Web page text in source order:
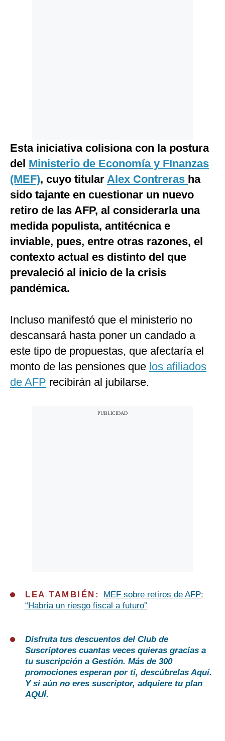
Esta iniciativa colisiona con la postura
del Ministerio de Economía y FInanzas
(MEF), cuyo titular Alex Contreras ha
sido tajante en cuestionar un nuevo
retiro de las AFP, al considerarla una
medida populista, antitécnica e
inviable, pues, entre otras razones, el
contexto actual es distinto del que
prevaleció al inicio de la crisis
pandémica.
Incluso manifestó que el ministerio no
descansará hasta poner un candado a
este tipo de propuestas, que afectaría el
monto de las pensiones que los afiliados
de AFP recibirán al jubilarse.
LEA TAMBIÉN:
MEF sobre retiros de AFP:
“Habría un riesgo fiscal a futuro”
Disfruta tus descuentos del Club de
Suscriptores cuantas veces quieras gracias a
tu suscripción a Gestión. Más de 300
promociones esperan por ti, descúbrelasAquí.
Y si aún no eres suscriptor, adquiere tu plan
AQUÍ.